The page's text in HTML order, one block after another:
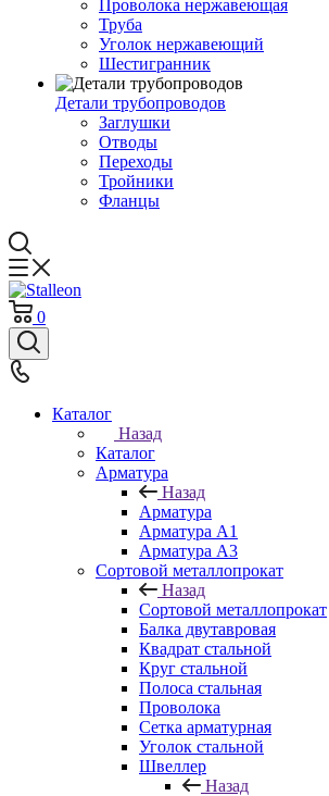
Проволока нержавеющая
Труба
Уголок нержавеющий
Шестигранник
Детали трубопроводов
Заглушки
Отводы
Переходы
Тройники
Фланцы
0
Каталог
Назад
Каталог
Арматура
Назад
Арматура
Арматура A1
Арматура А3
Сортовой металлопрокат
Назад
Сортовой металлопрокат
Балка двутавровая
Квадрат стальной
Круг стальной
Полоса стальная
Проволока
Сетка арматурная
Уголок стальной
Швеллер
Назад